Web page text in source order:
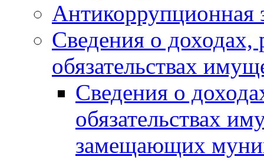
Антикоррупционная
Сведения о доходах,
обязательствах
Сведения о
обязательствах
замещающих